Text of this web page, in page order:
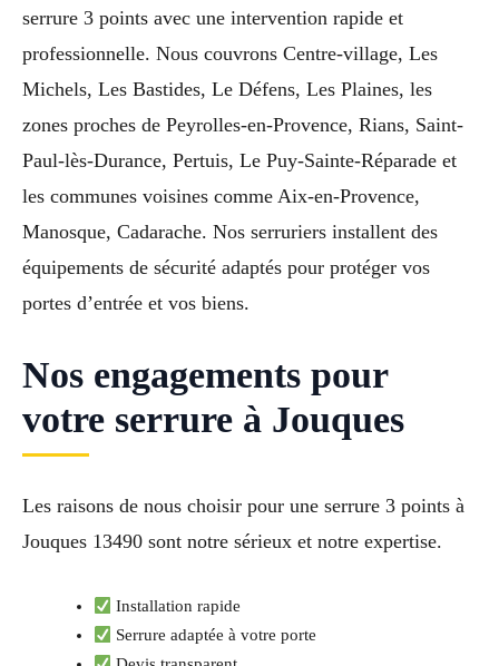
serrure 3 points avec une intervention rapide et
professionnelle. Nous couvrons Centre-village, Les
Michels, Les Bastides, Le Défens, Les Plaines, les
zones proches de Peyrolles-en-Provence, Rians, Saint-
Paul-lès-Durance, Pertuis, Le Puy-Sainte-Réparade et
les communes voisines comme Aix-en-Provence,
Manosque, Cadarache. Nos serruriers installent des
équipements de sécurité adaptés pour protéger vos
portes d’entrée et vos biens.
Nos engagements pour
votre serrure à Jouques
Les raisons de nous choisir pour une serrure 3 points à
Jouques 13490 sont notre sérieux et notre expertise.
Installation rapide
Serrure adaptée à votre porte